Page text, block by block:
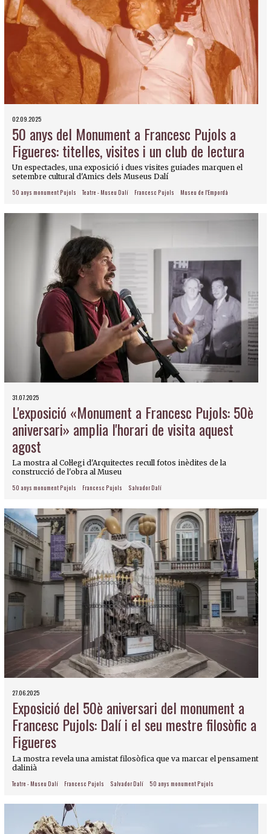
02.09.2025
50 anys del Monument a Francesc Pujols a
Figueres: titelles, visites i un club de lectura
Un espectacles, una exposició i dues visites guiades marquen el
setembre cultural d'Amics dels Museus Dalí
50 anys monument Pujols Teatre - Museu Dalí Francesc Pujols Museu de l'Empordà
31.07.2025
L'exposició «Monument a Francesc Pujols: 50è
aniversari» amplia l'horari de visita aquest
agost
La mostra al Col·legi d'Arquitectes recull fotos inèdites de la
construcció de l'obra al Museu
50 anys monument Pujols Francesc Pujols Salvador Dalí
27.06.2025
Exposició del 50è aniversari del monument a
Francesc Pujols: Dalí i el seu mestre filosòfic a
Figueres
La mostra revela una amistat filosòfica que va marcar el pensament
dalinià
Teatre - Museu Dalí Francesc Pujols Salvador Dalí 50 anys monument Pujols